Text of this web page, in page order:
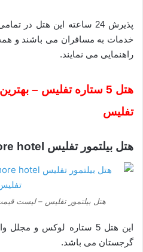
پذیرش 24 ساعته این هتل در
خدمات به مسافران می باشند و
راهنمایی می نمایند.
تفلیس
هتل بیلتمور تفلیس biltmore hotel
هتل بیلتمور تفلیس – لیست قیمت هتل
این هتل 5 ستاره لوکس و
گرجستان می باشد.